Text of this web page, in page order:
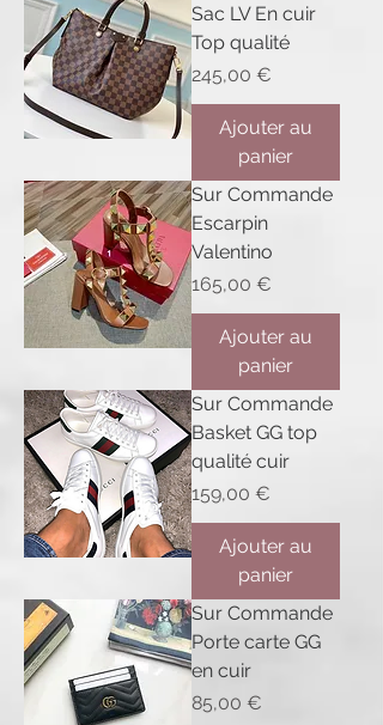
Sac LV En cuir
Top qualité
Prix
245,00 €
Ajouter au
panier
Sur Commande
Escarpin
Valentino
Prix
165,00 €
Ajouter au
panier
Sur Commande
Basket GG top
qualité cuir
Prix
159,00 €
Ajouter au
panier
Sur Commande
Porte carte GG
en cuir
Prix
85,00 €